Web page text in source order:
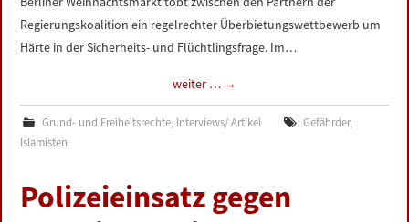
Regierungskoalition ein regelrechter Überbietungswettbewerb um
Härte in der Sicherheits- und Flüchtlingsfrage. Im…
weiter … →
Grund- und Freiheitsrechte, Interviews/ Artikel Gefährder,
Islamisten
Polizeieinsatz gegen